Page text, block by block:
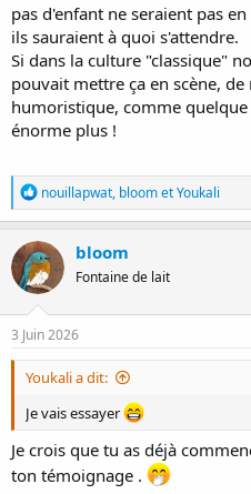
pas d'enfant ne seraient pas
ils sauraient à quoi s'attendre.
Si dans la culture "classique"
pouvait mettre ça en scène, de
humoristique, comme
énorme plus !
R
é
a
c
t
i
o
n
s
nouillapwat, bloometYoukali
bloom
Fontaine de lait
3 Juin 2026
Youkali a dit:
Je vais essayer
Je crois que tu as déjà
ton témoignage .